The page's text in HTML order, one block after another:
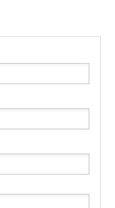
スティクス倉庫管理